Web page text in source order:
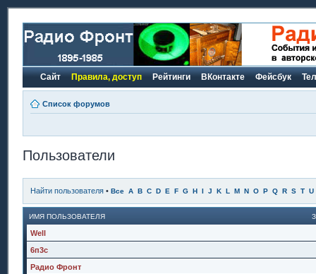
Сайт Правила, доступ Рейтинги ВКонтакте Фейсбук
Список форумов
Пользователи
Найти пользователя • Все A B C D E F G H I J K L M N O P Q R S T U
ИМЯ ПОЛЬЗОВАТЕЛЯ
Well
6п3с
Радио Фронт